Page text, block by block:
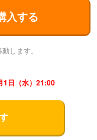
入する
します。
1日（水）21:00